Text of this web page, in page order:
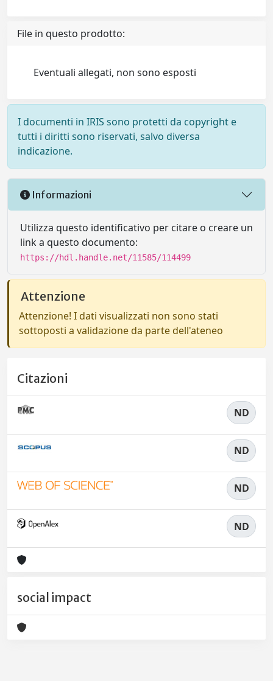
File in questo prodotto:
Eventuali allegati, non sono esposti
I documenti in IRIS sono protetti da copyright e
tutti i diritti sono riservati, salvo diversa
indicazione.
Informazioni
Utilizza questo identificativo per citare o creare un
link a questo documento:
https://hdl.handle.net/11585/114499
Attenzione
Attenzione! I dati visualizzati non sono stati
sottoposti a validazione da parte dell'ateneo
Citazioni
ND
ND
ND
ND
social impact